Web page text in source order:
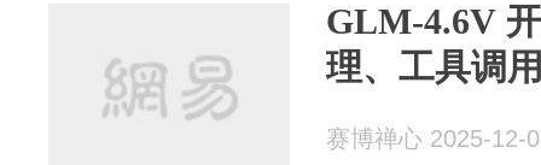
GLM-4.6V
理、工具调
赛博禅心 2025-12-